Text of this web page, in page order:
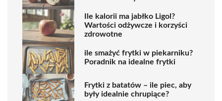
Ile kalorii ma jabłko Ligol?
Wartości odżywcze i korzyści
zdrowotne
ile smażyć frytki w piekarniku?
Poradnik na idealne frytki
Frytki z batatów – ile piec, aby
były idealnie chrupiące?